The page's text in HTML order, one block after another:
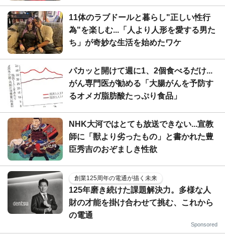
11体のラブドールと暮らし"正しい性行
為"を楽しむ...「人より人形を愛する男た
ち」が奇妙な生活を始めたワケ
パカッと開けて週に1、2個食べるだけ...
がん専門医が勧める「大腸がんを予防す
るオメガ脂肪酸たっぷり食品」
NHK大河ではとても放送できない...宣教
師に「獣より劣ったもの」と書かれた豊
臣秀吉のおぞましき性欲
創業125周年の電通が描く未来
125年磨き続けた課題解決力。多様な人
財の才能を掛け合わせて挑む、これから
の電通
Sponsored